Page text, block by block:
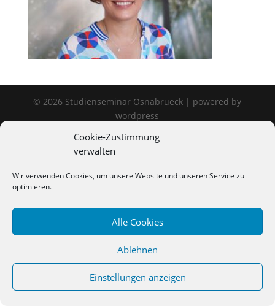
Cookie-Zustimmung
verwalten
Wir verwenden Cookies, um unsere Website und unseren Service zu
optimieren.
Alle Cookies
Ablehnen
Einstellungen anzeigen
© 2026 Studienseminar Osnabrueck | powered by
wordpress